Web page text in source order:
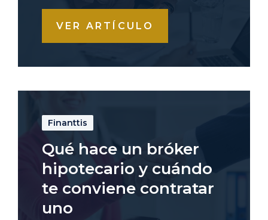
VER ARTÍCULO
Finanttis
Qué hace un bróker
hipotecario y cuándo
te conviene contratar
uno